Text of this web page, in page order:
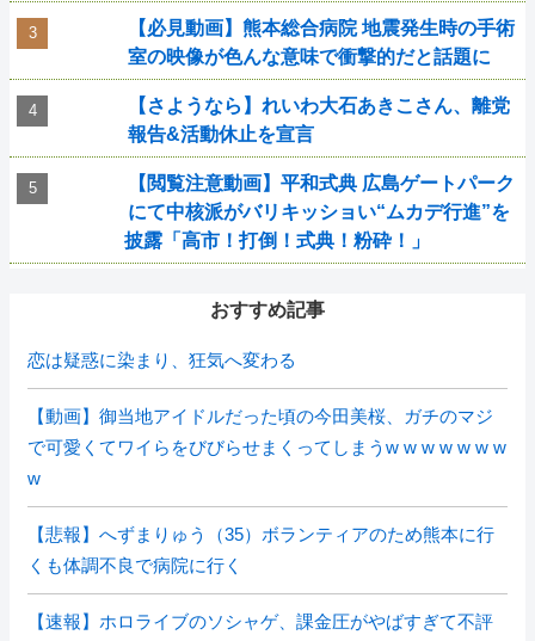
【必見動画】熊本総合病院 地震発生時の手術
室の映像が色んな意味で衝撃的だと話題に
【さようなら】れいわ大石あきこさん、離党
報告&活動休止を宣言
【閲覧注意動画】平和式典 広島ゲートパーク
にて中核派がバリキッショい“ムカデ行進”を
披露「高市！打倒！式典！粉砕！」
おすすめ記事
恋は疑惑に染まり、狂気へ変わる
【動画】御当地アイドルだった頃の今田美桜、ガチのマジ
で可愛くてワイらをびびらせまくってしまうw w w w w w w
w
【悲報】へずまりゅう（35）ボランティアのため熊本に行
くも体調不良で病院に行く
【速報】ホロライブのソシャゲ、課金圧がやばすぎて不評